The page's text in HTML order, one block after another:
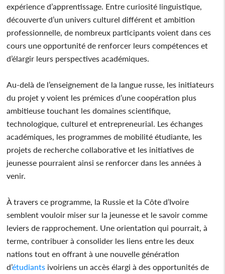
expérience d’apprentissage. Entre curiosité linguistique,
découverte d’un univers culturel différent et ambition
professionnelle, de nombreux participants voient dans ces
cours une opportunité de renforcer leurs compétences et
d’élargir leurs perspectives académiques.
Au-delà de l’enseignement de la langue russe, les initiateurs
du projet y voient les prémices d’une coopération plus
ambitieuse touchant les domaines scientifique,
technologique, culturel et entrepreneurial. Les échanges
académiques, les programmes de mobilité étudiante, les
projets de recherche collaborative et les initiatives de
jeunesse pourraient ainsi se renforcer dans les années à
venir.
À travers ce programme, la Russie et la Côte d’Ivoire
semblent vouloir miser sur la jeunesse et le savoir comme
leviers de rapprochement. Une orientation qui pourrait, à
terme, contribuer à consolider les liens entre les deux
nations tout en offrant à une nouvelle génération
d’étudiants ivoiriens un accès élargi à des opportunités de